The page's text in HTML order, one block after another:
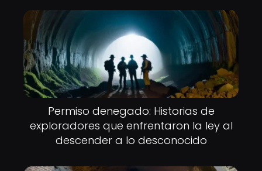
Permiso denegado: Historias de
exploradores que enfrentaron la ley al
descender a lo desconocido